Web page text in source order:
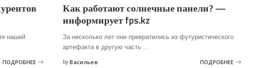
нашей
ПОДРОБНЕЕ
Как работают солнечные панели? —
информирует fps.kz
За несколько лет они превратились из футуристического
артефакта в другую часть ...
Posted
by Васильев ПОДРОБНЕЕ